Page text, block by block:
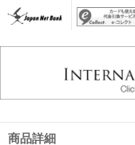
商品詳細